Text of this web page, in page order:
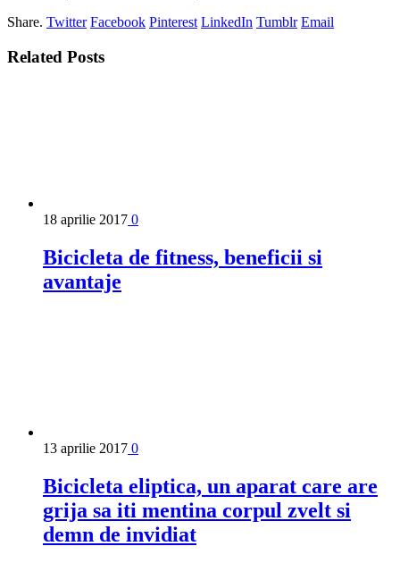
Share. Twitter Facebook Pinterest LinkedIn Tumblr Email
Related Posts
18 aprilie 2017 0
Bicicleta de fitness, beneficii si
avantaje
13 aprilie 2017 0
Bicicleta eliptica, un aparat care are
grija sa iti mentina corpul zvelt si
demn de invidiat